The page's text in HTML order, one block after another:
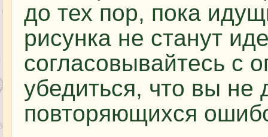
до тех пор, пока
рисунка не станут
согласовывайтесь с
убедиться, что вы не
повторяющихся